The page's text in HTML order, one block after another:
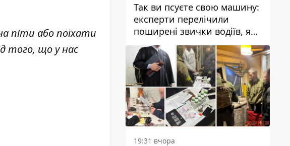
піти або поїхати
того, що у нас
Так ви псуєте свою машину:
експерти перелічили
поширені звички водіїв, які
насправді шкодять
автомобілю
19:31 вчора